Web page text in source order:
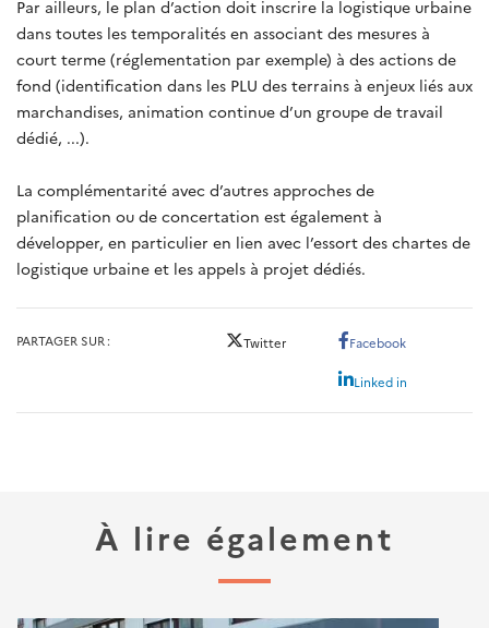
Par ailleurs, le plan d’action doit inscrire la logistique urbaine
dans toutes les temporalités en associant des mesures à
court terme (réglementation par exemple) à des actions de
fond (identification dans les PLU des terrains à enjeux liés aux
marchandises, animation continue d’un groupe de travail
dédié, ...).
La complémentarité avec d’autres approches de
planification ou de concertation est également à
développer, en particulier en lien avec l’essort des chartes de
logistique urbaine et les appels à projet dédiés.
PARTAGER SUR Twitter Facebook
Linked in
À lire également